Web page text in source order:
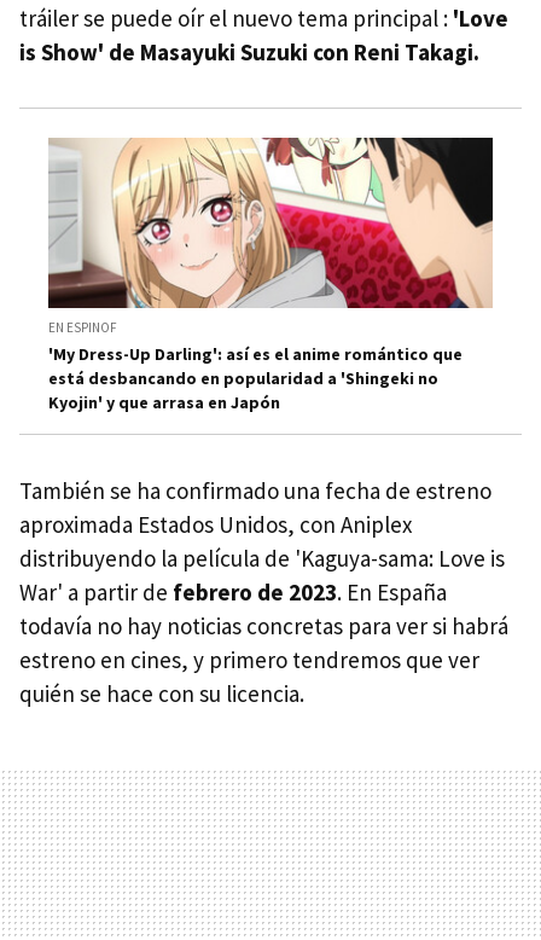
tráiler se puede oír el nuevo tema principal : 'Love
is Show' de Masayuki Suzuki con Reni Takagi.
EN ESPINOF
'My Dress-Up Darling': así es el anime romántico que
está desbancando en popularidad a 'Shingeki no
Kyojin' y que arrasa en Japón
También se ha confirmado una fecha de estreno
aproximada Estados Unidos, con Aniplex
distribuyendo la película de 'Kaguya-sama: Love is
War' a partir de febrero de 2023. En España
todavía no hay noticias concretas para ver si habrá
estreno en cines, y primero tendremos que ver
quién se hace con su licencia.